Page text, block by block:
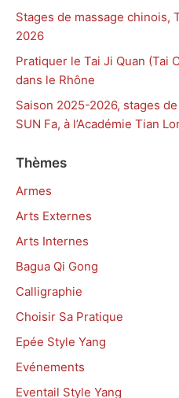
Stages de massage chinois,
2026
Pratiquer le Tai Ji Quan (Tai
dans le Rhône
Saison 2025-2026, stages
SUN Fa, à l’Académie Tian
Thèmes
Armes
Arts Externes
Arts Internes
Bagua Qi Gong
Calligraphie
Choisir Sa Pratique
Epée Style Yang
Evénements
Eventail Style Yang